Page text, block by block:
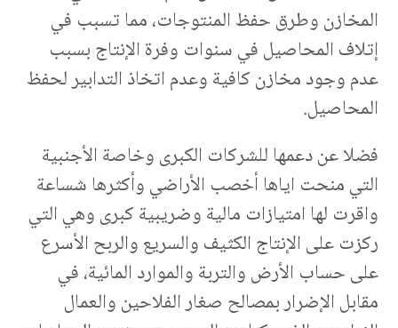
المخازن وطرق حفظ المنتوجات، مما تسبب في
إتلاف المحاصيل في سنوات وفرة الإنتاج بسبب
عدم وجود مخازن كافية وعدم اتخاذ التدابير لحفظ
المحاصيل.
فضلا عن دعمها للشركات الكبرى وخاصة الأجنبية
التي منحت اياها أخصب الأراضي وأكثرها شساعة
واقرت لها امتيازات مالية وضريبية كبرى وهي التي
ركزت على الإنتاج الكثيف والسريع والربح الأسرع
على حساب الأرض والتربة والموارد المائية، في
مقابل الإضرار بمصالح صغار الفلاحين والعمال